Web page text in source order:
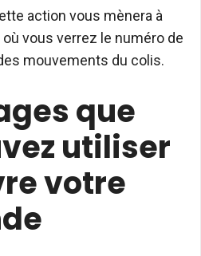
action vous mènera à
où vous verrez le numéro de
mouvements du colis.
que
utiliser
votre